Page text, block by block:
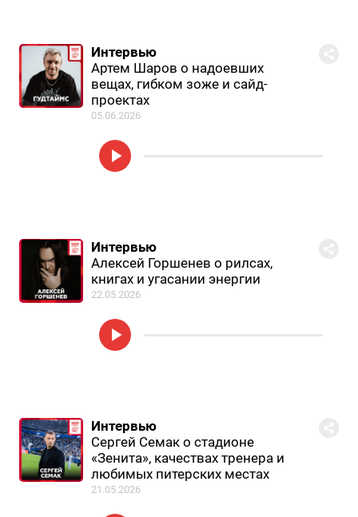
Интервью
Артем Шаров о надоевших
вещах, гибком зоже и сайд-
проектах
05.06.2026
Интервью
Алексей Горшенев о рилсах,
книгах и угасании энергии
22.05.2026
Интервью
Сергей Семак о стадионе
«Зенита», качествах тренера и
любимых питерских местах
21.05.2026